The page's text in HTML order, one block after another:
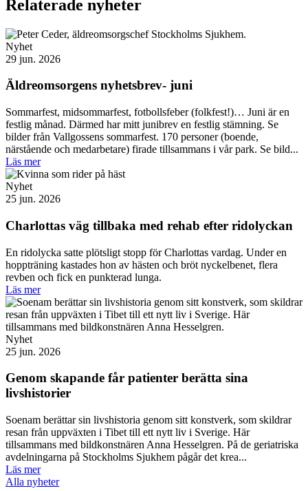
Relaterade nyheter
Nyhet
29 jun. 2026
Äldreomsorgens nyhetsbrev- juni
Sommarfest, midsommarfest, fotbollsfeber (folkfest!)… Juni är en
festlig månad. Därmed har mitt junibrev en festlig stämning. Se
bilder från Vallgossens sommarfest. 170 personer (boende,
närstående och medarbetare) firade tillsammans i vår park. Se bild...
Läs mer
Nyhet
25 jun. 2026
Charlottas väg tillbaka med rehab efter ridolyckan
En ridolycka satte plötsligt stopp för Charlottas vardag. Under en
hoppträning kastades hon av hästen och bröt nyckelbenet, flera
revben och fick en punkterad lunga.
Läs mer
Nyhet
25 jun. 2026
Genom skapande får patienter berätta sina
livshistorier
Soenam berättar sin livshistoria genom sitt konstverk, som skildrar
resan från uppväxten i Tibet till ett nytt liv i Sverige. Här
tillsammans med bildkonstnären Anna Hesselgren. På de geriatriska
avdelningarna på Stockholms Sjukhem pågår det krea...
Läs mer
Alla nyheter